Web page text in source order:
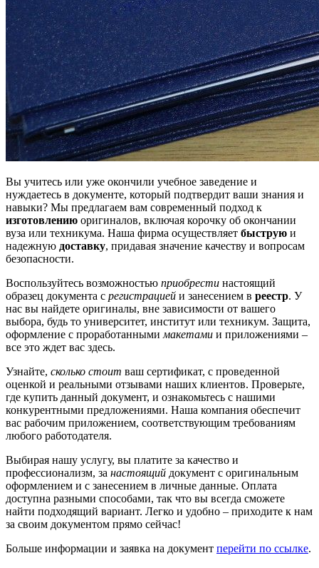
Вы учитесь или уже окончили учебное заведение и
нуждаетесь в документе, который подтвердит ваши знания и
навыки? Мы предлагаем вам современный подход к
изготовлению оригиналов, включая корочку об окончании
вуза или техникума. Наша фирма осуществляет быструю и
надежную доставку, придавая значение качеству и вопросам
безопасности.
Воспользуйтесь возможностью приобрести настоящий
образец документа с регистрацией и занесением в реестр. У
нас вы найдете оригиналы, вне зависимости от вашего
выбора, будь то университет, институт или техникум. Защита,
оформление с проработанными макетами и приложениями –
все это ждет вас здесь.
Узнайте, сколько стоит ваш сертификат, с проведенной
оценкой и реальными отзывами наших клиентов. Проверьте,
где купить данный документ, и ознакомьтесь с нашими
конкурентными предложениями. Наша компания обеспечит
вас рабочим приложением, соответствующим требованиям
любого работодателя.
Выбирая нашу услугу, вы платите за качество и
профессионализм, за настоящий документ с оригинальным
оформлением и с занесением в личные данные. Оплата
доступна разными способами, так что вы всегда сможете
найти подходящий вариант. Легко и удобно – приходите к нам
за своим документом прямо сейчас!
Больше информации и заявка на документ перейти по ссылке.